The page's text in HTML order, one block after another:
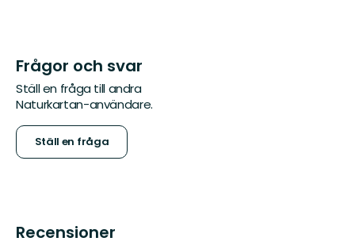
Frågor och svar
Ställ en fråga till andra
Naturkartan-användare.
Ställ en fråga
Recensioner